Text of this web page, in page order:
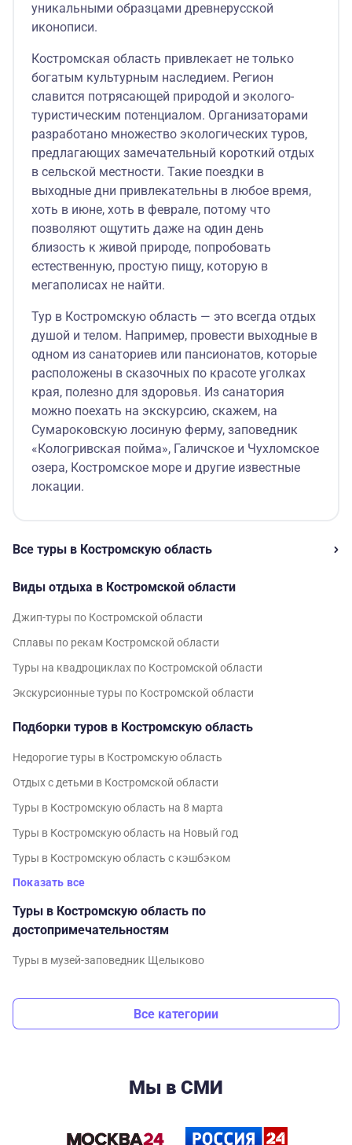
уникальными образцами древнерусской
иконописи.
Костромская область привлекает не только
богатым культурным наследием. Регион
славится потрясающей природой и эколого-
туристическим потенциалом. Организаторами
разработано множество экологических туров,
предлагающих замечательный короткий отдых
в сельской местности. Такие поездки в
выходные дни привлекательны в любое время,
хоть в июне, хоть в феврале, потому что
позволяют ощутить даже на один день
близость к живой природе, попробовать
естественную, простую пищу, которую в
мегаполисах не найти.
Тур в Костромскую область — это всегда отдых
душой и телом. Например, провести выходные в
одном из санаториев или пансионатов, которые
расположены в сказочных по красоте уголках
края, полезно для здоровья. Из санатория
можно поехать на экскурсию, скажем, на
Сумароковскую лосиную ферму, заповедник
«Кологривская пойма», Галичское и Чухломское
озера, Костромское море и другие известные
локации.
Все туры в Костромскую область
Виды отдыха в Костромской области
Джип-туры по Костромской области
Сплавы по рекам Костромской области
Туры на квадроциклах по Костромской области
Экскурсионные туры по Костромской области
Подборки туров в Костромскую область
Недорогие туры в Костромскую область
Отдых с детьми в Костромской области
Туры в Костромскую область на 8 марта
Туры в Костромскую область на Новый год
Туры в Костромскую область с кэшбэком
Показать все
Туры в Костромскую область по
достопримечательностям
Туры в музей-заповедник Щелыково
Все категории
Мы в СМИ